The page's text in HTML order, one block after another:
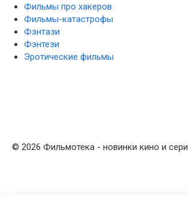
Фильмы про хакеров
Фильмы-катастрофы
Фэнтази
Фэнтези
Эротические фильмы
© 2026 Фильмотека - новинки кино и